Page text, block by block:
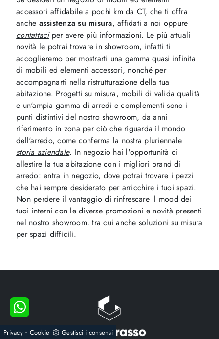
accessori affidabile a pochi km da CT, che ti offra
anche assistenza su misura, affidati a noi oppure
contattaciper avere più informazioni. Le più attuali
novità le potrai trovare in showroom, infatti ti
accoglieremo per mostrarti una gamma quasi infinita
di mobili ed elementi accessori, nonché per
accompagnarti nella ristrutturazione della tua
abitazione. Progetti su misura, mobili di valida qualità
e un'ampia gamma di arredi e complementi sono i
punti distintivi del nostro showroom, da anni
riferimento in zona per ciò che riguarda il mondo
dell'arredo, come conferma la nostra pluriennale
storia aziendale. In negozio hai l'opportunità di
allestire la tua abitazione con i migliori brand di
arredo: entra in negozio, dove potrai trovare i pezzi
che hai sempre desiderato per arricchire i tuoi spazi.
Non perdere il vantaggio di rinfrescare il mood dei
tuoi interni con le diverse promozioni e novità presenti
nel nostro showroom, tra cui anche soluzioni su misura
per spazi difficili.
Privacy- Cookie Gestisci i consensi